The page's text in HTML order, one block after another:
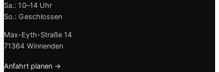
Sa.: 10–14 Uhr
So.: Geschlossen
Max-Eyth-Straße 14
71364 Winnenden
Anfahrt planen →